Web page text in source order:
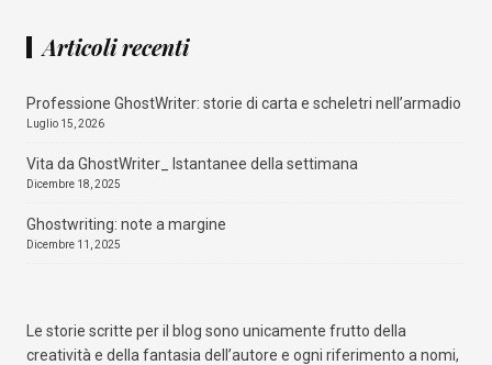
Articoli recenti
Professione GhostWriter: storie di carta e scheletri nell’armadio
Luglio 15, 2026
Vita da GhostWriter_ Istantanee della settimana
Dicembre 18, 2025
Ghostwriting: note a margine
Dicembre 11, 2025
Le storie scritte per il blog sono unicamente frutto della
creatività e della fantasia dell’autore e ogni riferimento a nomi,